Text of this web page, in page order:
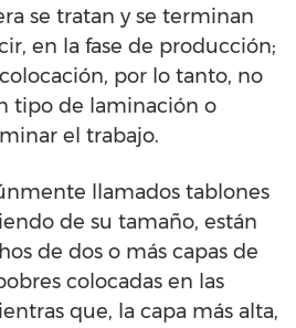
se tratan y se terminan
en la fase de producción;
por lo tanto, no
tipo de laminación o
el trabajo.
llamados tablones
de su tamaño, están
de dos o más capas de
colocadas en las
que, la capa más alta,